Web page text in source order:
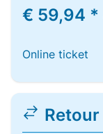
€ 59,94 *
Online ticket
Retour